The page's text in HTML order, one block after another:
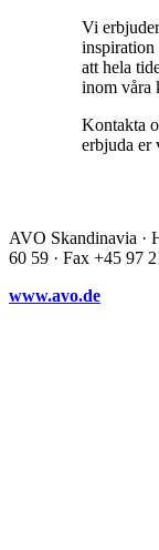
Vi
inspiration
att hela
inom våra
Kontakta
erbjuda er
AVO Skandinavia ·
60 59 · Fax +45 97
www.avo.de